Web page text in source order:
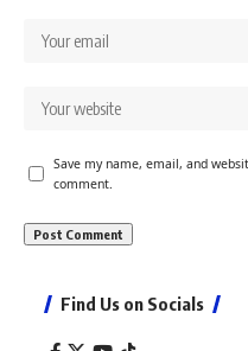
Save my name, email, and
comment.
Find Us on Socials